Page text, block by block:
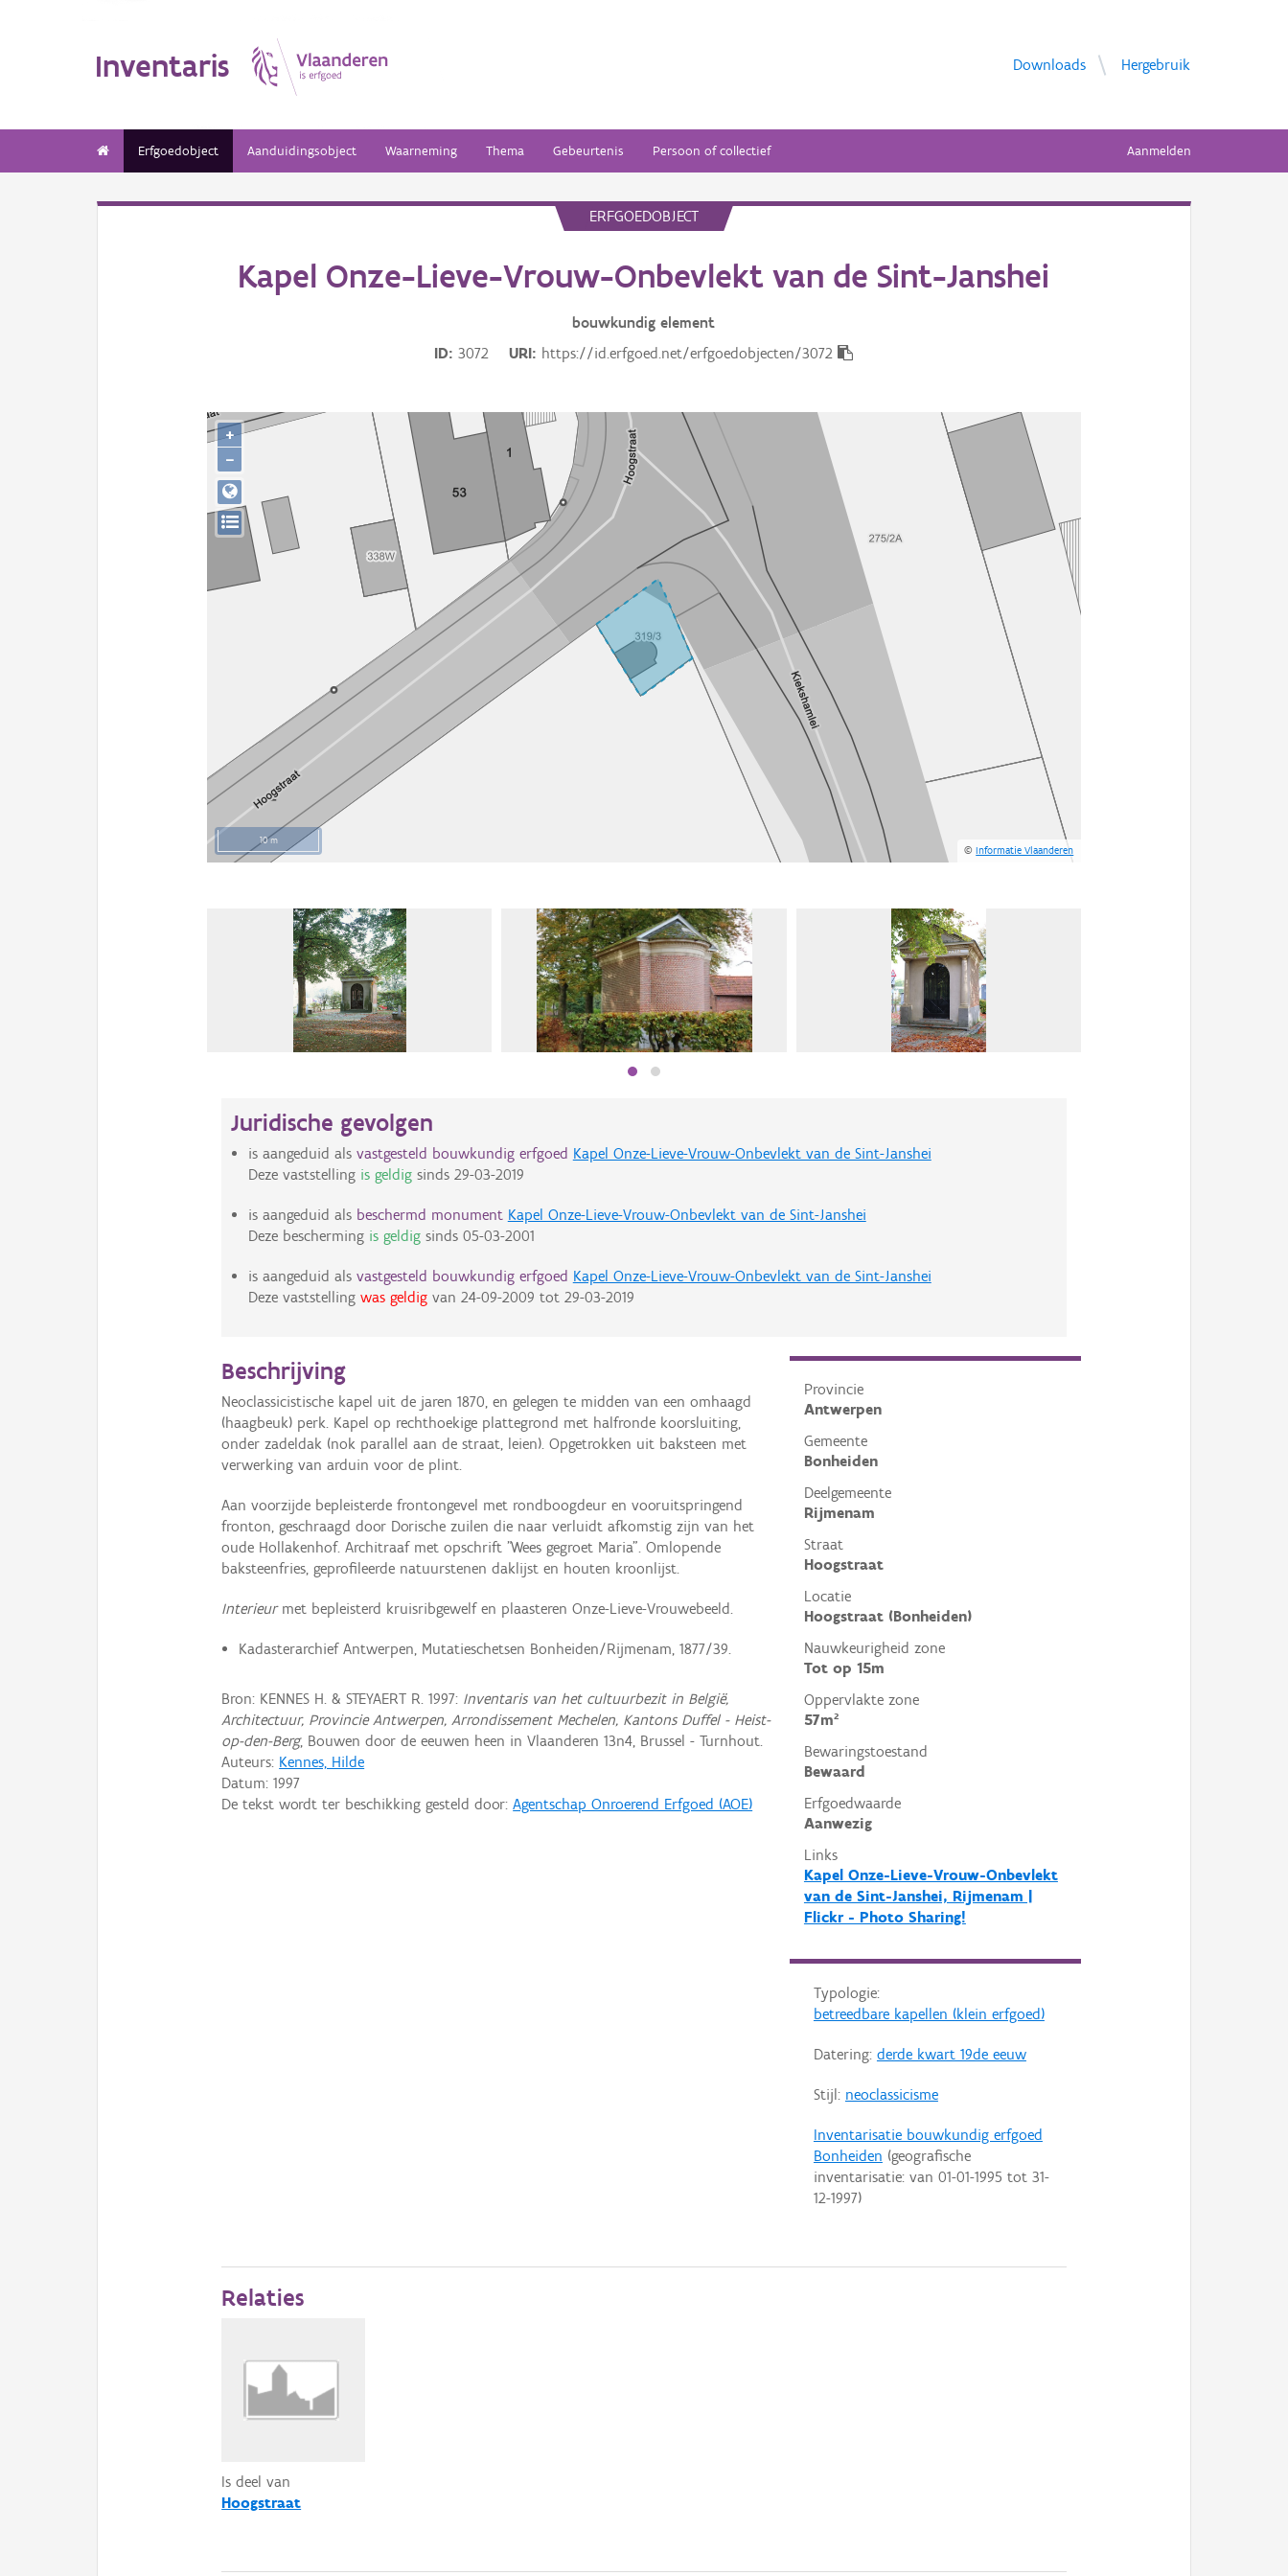
Inventaris Downloads Hergebruik
Erfgoedobject Aanduidingsobject Waarneming Thema Gebeurtenis Persoon of collectief Aanmelden
ERFGOEDOBJECT
Kapel Onze-Lieve-Vrouw-Onbevlekt van de Sint-Janshei
bouwkundig element
ID
3072 URI https://id.erfgoed.net/erfgoedobjecten/3072
10 m
©Informatie Vlaanderen
+
−
Juridische gevolgen
is aangeduid als vastgesteld bouwkundig erfgoed Kapel Onze-Lieve-Vrouw-Onbevlekt van de Sint-Janshei
Deze vaststelling is geldigsinds 29-03-2019
is aangeduid als beschermd monument Kapel Onze-Lieve-Vrouw-Onbevlekt van de Sint-Janshei
Deze bescherming is geldigsinds 05-03-2001
is aangeduid als vastgesteld bouwkundig erfgoed Kapel Onze-Lieve-Vrouw-Onbevlekt van de Sint-Janshei
Deze vaststelling was geldigvan 24-09-2009 tot 29-03-2019
Provincie
Antwerpen
Gemeente
Bonheiden
Deelgemeente
Rijmenam
Straat
Hoogstraat
Locatie
Hoogstraat (Bonheiden)
Nauwkeurigheid zone
Tot op 15m
Oppervlakte zone
57m²
Bewaringstoestand
Bewaard
Erfgoedwaarde
Aanwezig
Links
Kapel Onze-Lieve-Vrouw-Onbevlekt
van de Sint-Janshei, Rijmenam |
Flickr - Photo Sharing!
Typologie:
betreedbare kapellen (klein erfgoed)
Datering: derde kwart 19de eeuw
Stijl: neoclassicisme
Inventarisatie bouwkundig erfgoed
Bonheiden (geografische
inventarisatie: van 01-01-1995 tot 31-
12-1997)
Beschrijving
Neoclassicistische kapel uit de jaren 1870, en gelegen te midden van een omhaagd
(haagbeuk) perk. Kapel op rechthoekige plattegrond met halfronde koorsluiting,
onder zadeldak (nok parallel aan de straat, leien). Opgetrokken uit baksteen met
verwerking van arduin voor de plint.
Aan voorzijde bepleisterde frontongevel met rondboogdeur en vooruitspringend
fronton, geschraagd door Dorische zuilen die naar verluidt afkomstig zijn van het
oude Hollakenhof. Architraaf met opschrift "Wees gegroet Maria". Omlopende
baksteenfries, geprofileerde natuurstenen daklijst en houten kroonlijst.
Interieurmet bepleisterd kruisribgewelf en plaasteren Onze-Lieve-Vrouwebeeld.
Kadasterarchief Antwerpen, Mutatieschetsen Bonheiden/Rijmenam, 1877/39.
Bron: KENNES H. & STEYAERT R. 1997: Inventaris van het cultuurbezit in België,
Architectuur, Provincie Antwerpen, Arrondissement Mechelen, Kantons Duffel - Heist-
op-den-Berg, Bouwen door de eeuwen heen in Vlaanderen 13n4, Brussel - Turnhout.
Auteurs: Kennes, Hilde
Datum:1997
De tekst wordt ter beschikking gesteld door:Agentschap Onroerend Erfgoed (AOE)
Relaties
Is deel van
Hoogstraat